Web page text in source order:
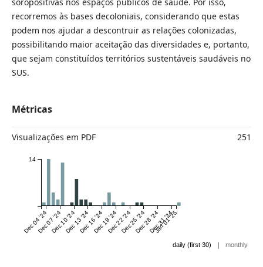
soropositivas nos espaços públicos de saúde. Por isso,
recorremos às bases decoloniais, considerando que estas
podem nos ajudar a descontruir as relações colonizadas,
possibilitando maior aceitação das diversidades e, portanto,
que sejam constituídos territórios sustentáveis saudáveis no
SUS.
Métricas
Visualizações em PDF 251
Dec 04 '24Dec 07 '24Dec 10 '24Dec 13 '24Dec 16 '24Dec 19 '24Dec 22 '24Dec 25 '24Dec 28 '24Dec 31 '24
Jan 01 '25
14
daily (first 30) | monthly